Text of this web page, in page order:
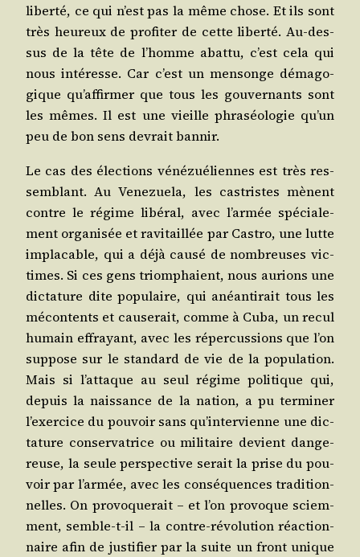
liber­té, ce qui n’est pas la même chose. Et ils sont
très heu­reux de pro­fi­ter de cette liber­té. Au-des­
sus de la tête de l’homme abat­tu, c’est cela qui
nous inté­resse. Car c’est un men­songe déma­go­
gique qu’affirmer que tous les gou­ver­nants sont
les mêmes. Il est une vieille phra­séo­lo­gie qu’un
peu de bon sens devrait bannir.
Le cas des élec­tions véné­zué­liennes est très res­
sem­blant. Au Vene­zue­la, les cas­tristes mènent
contre le régime libé­ral, avec l’armée spé­cia­le­
ment orga­ni­sée et ravi­taillée par Cas­tro, une lutte
impla­cable, qui a déjà cau­sé de nom­breuses vic­
times. Si ces gens triom­phaient, nous aurions une
dic­ta­ture dite popu­laire, qui anéan­ti­rait tous les
mécon­tents et cau­se­rait, comme à Cuba, un recul
humain effrayant, avec les réper­cus­sions que l’on
sup­pose sur le stan­dard de vie de la popu­la­tion.
Mais si l’attaque au seul régime poli­tique qui,
depuis la nais­sance de la nation, a pu ter­mi­ner
l’exercice du pou­voir sans qu’intervienne une dic­
ta­ture conser­va­trice ou mili­taire devient dan­ge­
reuse, la seule pers­pec­tive serait la prise du pou­
voir par l’armée, avec les consé­quences tra­di­tion­
nelles. On pro­vo­que­rait – et l’on pro­voque sciem­
ment, semble-t-il – la contre-révo­lu­tion réac­tion­
naire afin de jus­ti­fier par la suite un front unique